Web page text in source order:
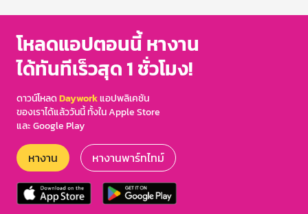
โหลดแอปตอนนี้ หางาน
ได้ทันทีเร็วสุด 1 ชั่วโมง!
ดาวน์โหลดDayworkแอปพลิเคชัน
ของเราได้แล้ววันนี้ ทั้งใน Apple Store
และ Google Play
หางาน หางานพาร์ทไทม์